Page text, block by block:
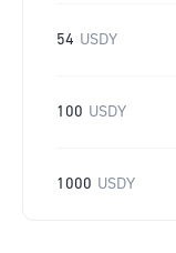
54 USDY
100 USDY
1000 USDY